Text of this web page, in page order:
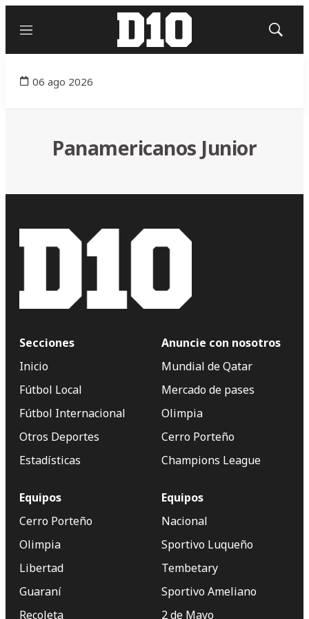
Menú
Mostrar
06 ago 2026
Panamericanos Junior
Secciones
Inicio
Fútbol Local
Fútbol Internacional
Otros Deportes
Estadísticas
Anuncie con nosotros
Mundial de Qatar
Mercado de pases
Olimpia
Cerro Porteño
Champions League
Equipos
Cerro Porteño
Olimpia
Libertad
Guaraní
Recoleta
Equipos
Nacional
Sportivo Luqueño
Tembetary
Sportivo Ameliano
2 de Mayo